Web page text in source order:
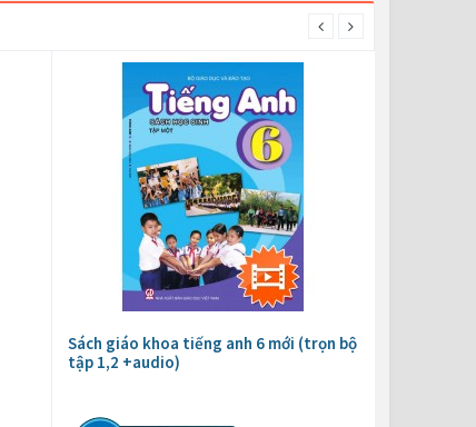
Sách giáo khoa tiếng anh 6 mới (trọn bộ
tập 1,2 +audio)